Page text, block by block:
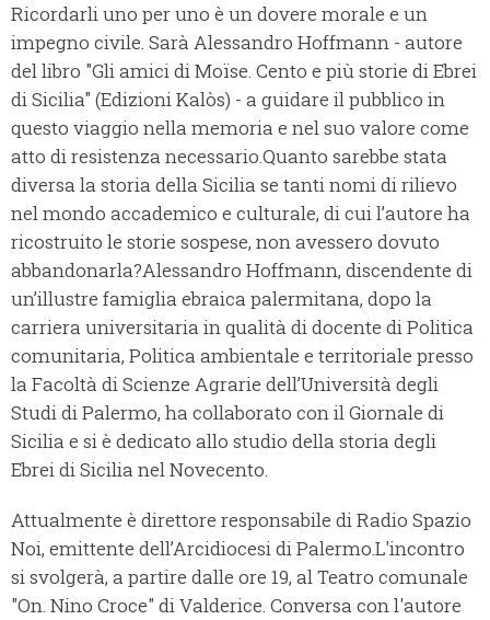
Ricordarli uno per uno è un dovere morale e un
impegno civile. Sarà Alessandro Hoffmann - autore
del libro "Gli amici di Moïse. Cento e più storie di Ebrei
di Sicilia" (Edizioni Kalòs) - a guidare il pubblico in
questo viaggio nella memoria e nel suo valore come
atto di resistenza necessario.Quanto sarebbe stata
diversa la storia della Sicilia se tanti nomi di rilievo
nel mondo accademico e culturale, di cui l’autore ha
ricostruito le storie sospese, non avessero dovuto
abbandonarla?Alessandro Hoffmann, discendente di
un’illustre famiglia ebraica palermitana, dopo la
carriera universitaria in qualità di docente di Politica
comunitaria, Politica ambientale e territoriale presso
la Facoltà di Scienze Agrarie dell’Università degli
Studi di Palermo, ha collaborato con il Giornale di
Sicilia e si è dedicato allo studio della storia degli
Ebrei di Sicilia nel Novecento.
Attualmente è direttore responsabile di Radio Spazio
Noi, emittente dell’Arcidiocesi di Palermo.L'incontro
si svolgerà, a partire dalle ore 19, al Teatro comunale
"On. Nino Croce" di Valderice. Conversa con l'autore